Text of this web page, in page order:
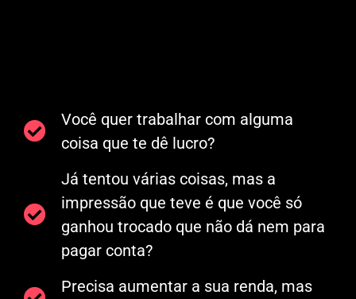
Você quer trabalhar com alguma
coisa que te dê lucro?
Já tentou várias coisas, mas a
impressão que teve é que você só
ganhou trocado que não dá nem para
pagar conta?
Precisa aumentar a sua renda, mas